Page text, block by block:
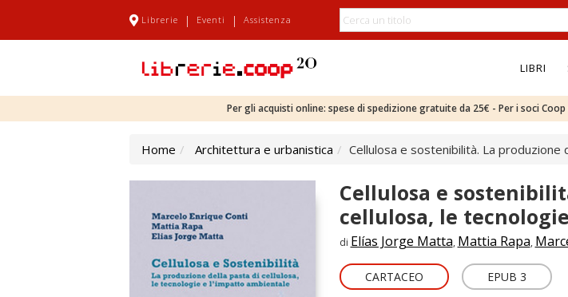
Librerie | Eventi | Assistenza
LIBRI
Per gli acquisti online: spese di spedizione gratuite da 25€ - Per i soci
Home Architettura e urbanistica Cellulosa e sostenibilità. La
Cellulosa e
cellulosa, le
di Elías Jorge Matta, Mattia Rapa,
CARTACEO EPUB 3